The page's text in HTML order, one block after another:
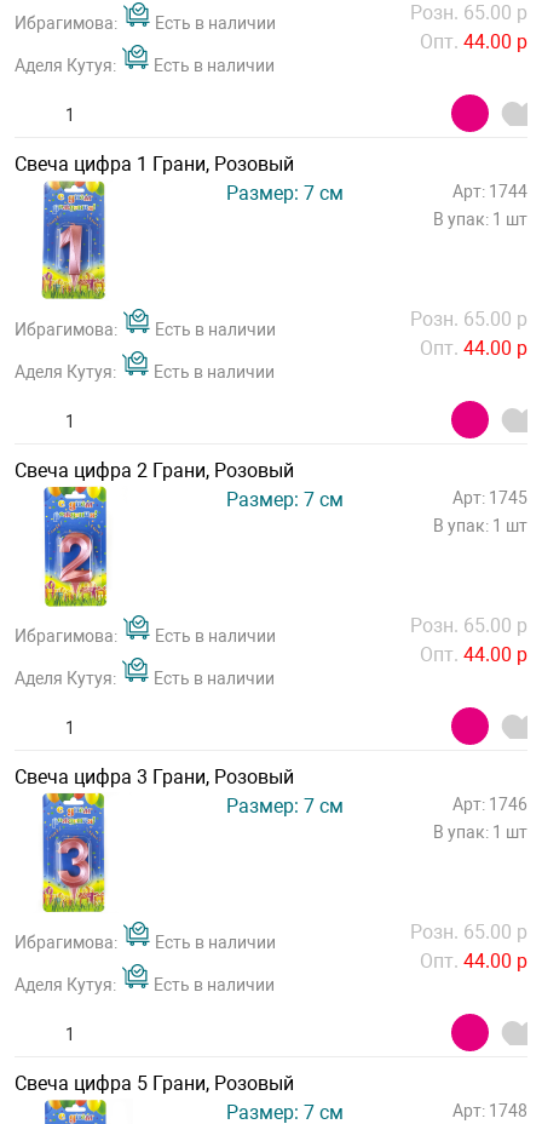
Ибрагимова: Есть в наличии
Аделя Кутуя: Есть в наличии
Розн. 65.00 р
Опт. 44.00 р
Свеча цифра 1 Грани, Розовый
Размер: 7 см
Арт: 1744
В упак: 1 шт
Ибрагимова: Есть в наличии
Аделя Кутуя: Есть в наличии
Розн. 65.00 р
Опт. 44.00 р
Свеча цифра 2 Грани, Розовый
Размер: 7 см
Арт: 1745
В упак: 1 шт
Ибрагимова: Есть в наличии
Аделя Кутуя: Есть в наличии
Розн. 65.00 р
Опт. 44.00 р
Свеча цифра 3 Грани, Розовый
Размер: 7 см
Арт: 1746
В упак: 1 шт
Ибрагимова: Есть в наличии
Аделя Кутуя: Есть в наличии
Розн. 65.00 р
Опт. 44.00 р
Свеча цифра 5 Грани, Розовый
Размер: 7 см
Арт: 1748